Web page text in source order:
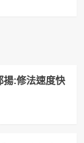
:修法速度快